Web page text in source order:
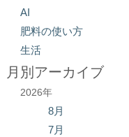
AI
肥料の使い方
生活
月別アーカイブ
2026年
8月
7月